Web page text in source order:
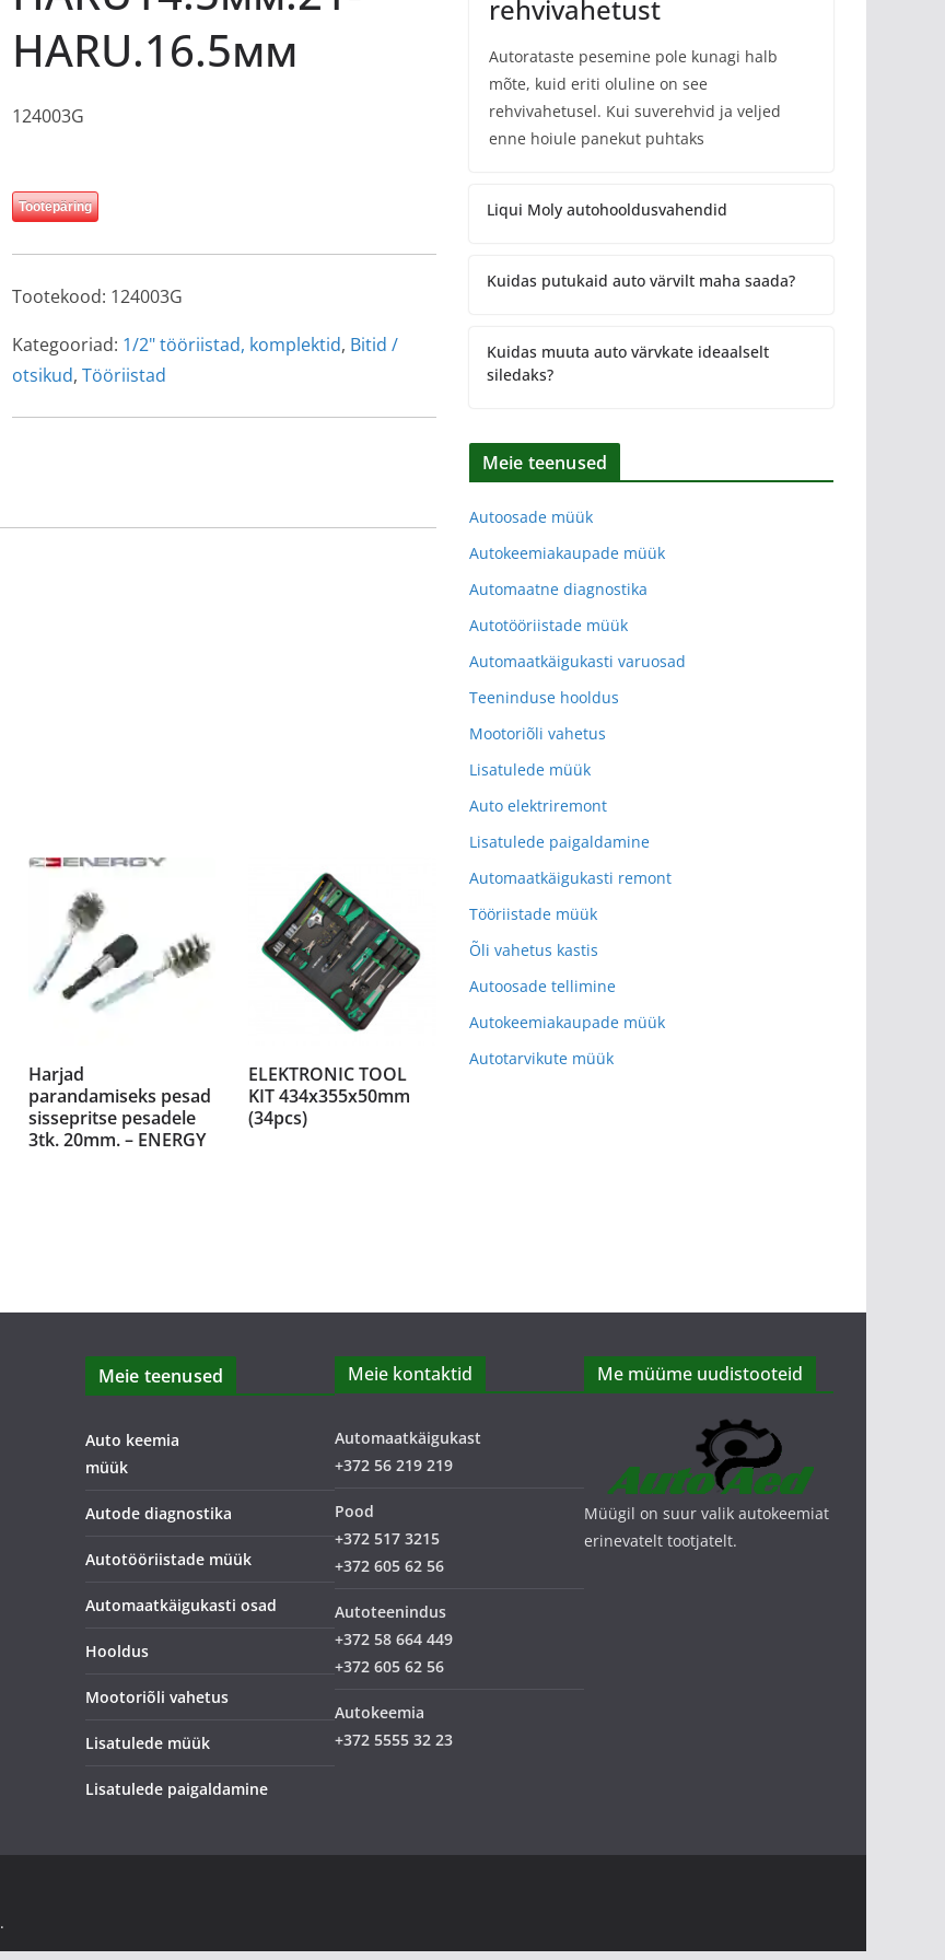
HARU.16.5мм
124003G
Tootepäring
Tootekood: 124003G
Kategooriad: 1/2" tööriistad, komplektid, Bitid /
оtsikud, Tööriistad
Harjad
parandamiseks pesad
sissepritse pesadele
3tk. 20mm. – ENERGY
ELEKTRONIC TOOL
KIT 434x355x50mm
(34pcs)
rehvivahetust
Autorataste pesemine pole kunagi halb
mõte, kuid eriti oluline on see
rehvivahetusel. Kui suverehvid ja veljed
enne hoiule panekut puhtaks
Liqui Moly autohooldusvahendid
Kuidas putukaid auto värvilt maha saada?
Kuidas muuta auto värvkate ideaalselt
siledaks?
Meie teenused
Autoosade müük
Autokeemiakaupade müük
Automaatne diagnostika
Autotööriistade müük
Automaatkäigukasti varuosad
Teeninduse hooldus
Mootoriõli vahetus
Lisatulede müük
Auto elektriremont
Lisatulede paigaldamine
Automaatkäigukasti remont
Tööriistade müük
Õli vahetus kastis
Autoosade tellimine
Autokeemiakaupade müük
Autotarvikute müük
Meie teenused
Auto keemia
müük
Autode diagnostika
Autotööriistade müük
Automaatkäigukasti osad
Hooldus
Mootoriõli vahetus
Lisatulede müük
Lisatulede paigaldamine
Meie kontaktid
Automaatkäigukast
+372 56 219 219
Pood
+372 517 3215
+372 605 62 56
Autoteenindus
+372 58 664 449
+372 605 62 56
Autokeemia
+372 5555 32 23
Me müüme uudistooteid
Müügil on suur valik autokeemiat
erinevatelt tootjatelt.
.